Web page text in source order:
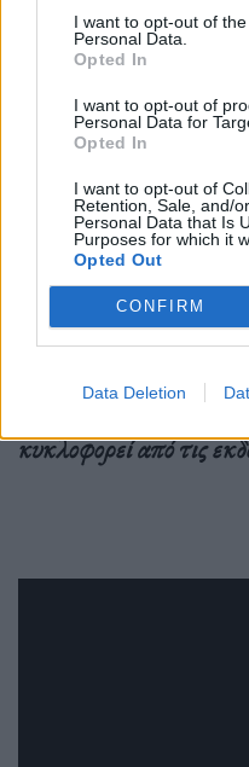
I want to opt-out of
Personal Data.
Opted In
I want to opt-out of
Personal Data for
Opted In
I want to opt-out of
Retention, Sale, and/
Personal Data that Is
Purposes for which it
Opted Out
CONFIRM
Data Deletion
κάνει ΤΕΛΙΚΑ ταινία.
Διαβάστε το βιβλίο
Χωροχρόνο· αφήστε
ποτέ σε κακό.
Μορσέλι σε
κυκλοφορεί από τις